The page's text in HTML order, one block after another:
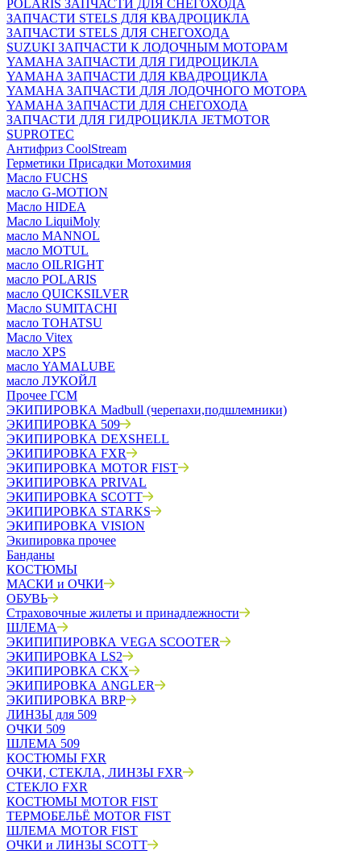
POLARIS ЗАПЧАСТИ ДЛЯ СНЕГОХОДА
ЗАПЧАСТИ STELS ДЛЯ КВАДРОЦИКЛА
ЗАПЧАСТИ STELS ДЛЯ СНЕГОХОДА
SUZUKI ЗАПЧАСТИ К ЛОДОЧНЫМ МОТОРАМ
YAMAHA ЗАПЧАСТИ ДЛЯ ГИДРОЦИКЛА
YAMAHA ЗАПЧАСТИ ДЛЯ КВАДРОЦИКЛА
YAMAHA ЗАПЧАСТИ ДЛЯ ЛОДОЧНОГО МОТОРА
YAMAHA ЗАПЧАСТИ ДЛЯ СНЕГОХОДА
ЗАПЧАСТИ ДЛЯ ГИДРОЦИКЛА JETMOTOR
SUPROTEC
Антифриз CoolStream
Герметики Присадки Мотохимия
Масло FUCHS
масло G-MOTION
Масло HIDEA
Масло LiquiMoly
масло MANNOL
масло MOTUL
масло OILRIGHT
масло POLARIS
масло QUICKSILVER
Масло SUMITACHI
масло TOHATSU
Масло Vitex
масло XPS
масло YAMALUBE
масло ЛУКОЙЛ
Прочее ГСМ
ЭКИПИРОВКА Madbull (черепахи,подшлемники)
ЭКИПИРОВКА 509
ЭКИПИРОВКА DEXSHELL
ЭКИПИРОВКА FXR
ЭКИПИРОВКА MOTOR FIST
ЭКИПИРОВКА PRIVAL
ЭКИПИРОВКА SCOTT
ЭКИПИРОВКА STARKS
ЭКИПИРОВКА VISION
Экипировка прочее
Банданы
КОСТЮМЫ
МАСКИ и ОЧКИ
ОБУВЬ
Страховочные жилеты и принадлежности
ШЛЕМА
ЭКИПИПИРОВКА VEGA SCOOTER
ЭКИПИРОВКА LS2
ЭКИПИРОВКА CKX
ЭКИПИРОВКА ANGLER
ЭКИПИРОВКА BRP
ЛИНЗЫ для 509
ОЧКИ 509
ШЛЕМА 509
КОСТЮМЫ FXR
ОЧКИ, СТЕКЛА, ЛИНЗЫ FXR
СТЕКЛО FXR
КОСТЮМЫ MOTOR FIST
ТЕРМОБЕЛЬЁ MOTOR FIST
ШЛЕМА MOTOR FIST
ОЧКИ и ЛИНЗЫ SCOTT